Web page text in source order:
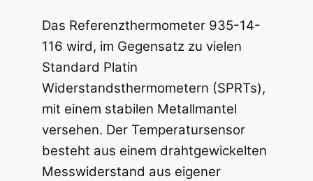
Das Referenzthermometer 935-14-
116 wird, im Gegensatz zu vielen
Standard Platin
Widerstandsthermometern (SPRTs),
mit einem stabilen Metallmantel
versehen. Der Temperatursensor
besteht aus einem drahtgewickelten
Messwiderstand aus eigener